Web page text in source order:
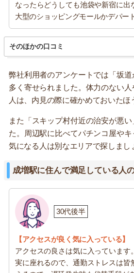
なったらどうしても池袋や新宿に出
大型のショッピングモールかデパー
そのほかの口コミ
弊社利用者のアンケートでは「坂
多く寄せられました。体力のない
人は、内見の際に確かめておいたほ
また「スキップ村付近の治安が悪
た。周辺駅に比べてパチンコ屋やキ
気になる人は別なエリアで探しまし
成増駅に住んで満足している人
30代後半
【アクセスが良く気に入っている】
アクセスの良さは気に入っています
実に座れるので、通勤ストレスは皆